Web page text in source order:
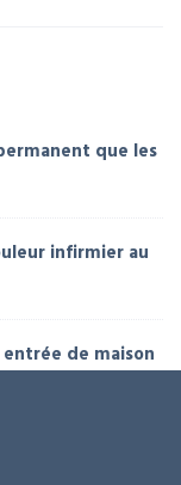
que les
infirmier au
de maison